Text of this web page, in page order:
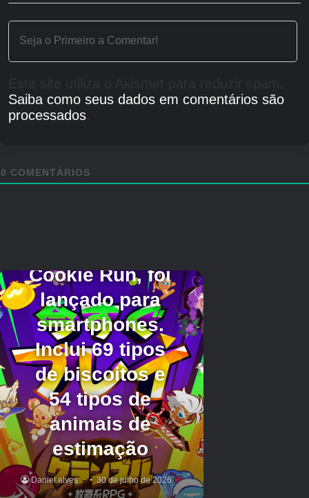
Saiba como seus dados em comentários são
processados.
0 COMENTÁRIOS